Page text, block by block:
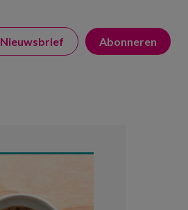
Nieuwsbrief Abonneren